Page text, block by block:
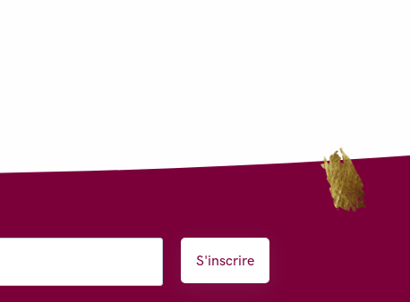
S'inscrire